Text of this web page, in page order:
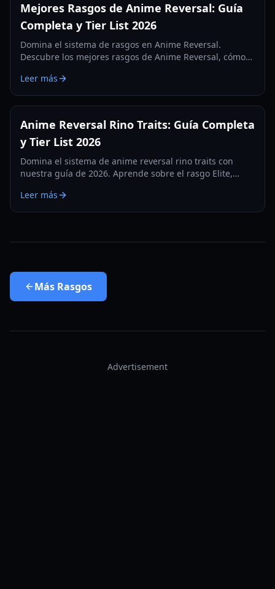
Mejores Rasgos de Anime Reversal: Guía
Completa y Tier List 2026
Domina el sistema de rasgos en Anime Reversal.
Descubre los mejores rasgos de Anime Reversal, cómo
aumentos de estadísticas.
Leer más
Anime Reversal Rino Traits: Guía Completa
y Tier List 2026
Domina el sistema de anime reversal rino traits con
nuestra guía de 2026. Aprende sobre el rasgo Elite,
para tu equipo.
Leer más
Más Rasgos
Advertisement